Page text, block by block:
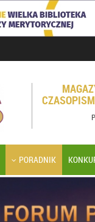
PORADNIK